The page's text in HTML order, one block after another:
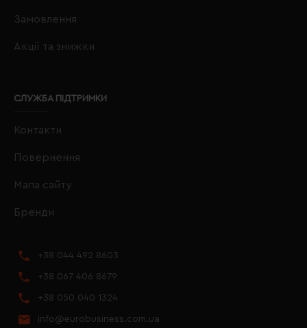
Замовлення
Акції та знижки
СЛУЖБА ПІДТРИМКИ
Контакти
Повернення
Мапа сайту
Бренди
+38 044 492 8603
+38 067 406 8679
+38 050 040 1324
info@eurobusiness.com.ua